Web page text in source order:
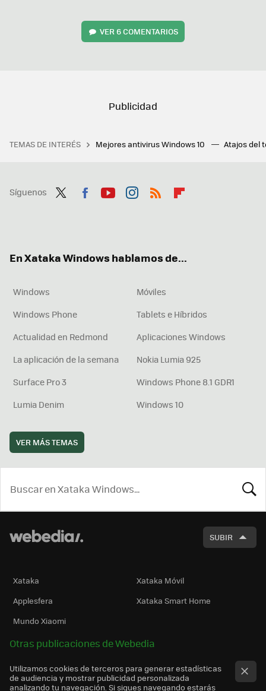
VER6 COMENTARIOS
TEMAS DE INTERÉS Mejores antivirus Windows 10 Atajos del
Síguenos
En Xataka Windows hablamos de...
Windows
Móviles
Windows Phone
Tablets e Híbridos
Actualidad en Redmond
Aplicaciones Windows
La aplicación de la semana
Nokia Lumia 925
Surface Pro 3
Windows Phone 8.1 GDR1
Lumia Denim
Windows 10
VER MÁS TEMAS
SUBIR
Xataka
Xataka Móvil
Applesfera
Xataka Smart Home
Mundo Xiaomi
Otras publicaciones de Webedia
Utilizamos cookies de terceros para generar estadísticas
de audiencia y mostrar publicidad personalizada
analizando tu navegación. Si sigues navegando estarás